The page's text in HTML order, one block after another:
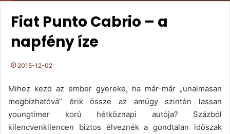
Fiat Punto Cabrio – a
napfény íze
2015-12-02
Mihez kezd az ember gyereke, ha már-már „unalmasan
megbízhatóvá” érik össze az amúgy szintén lassan
youngtimer korú hétköznapi autója? Százból
kilencvenkilencen biztos élveznék a gondtalan időszak